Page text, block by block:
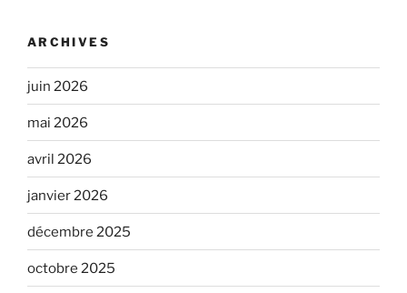
ARCHIVES
juin 2026
mai 2026
avril 2026
janvier 2026
décembre 2025
octobre 2025